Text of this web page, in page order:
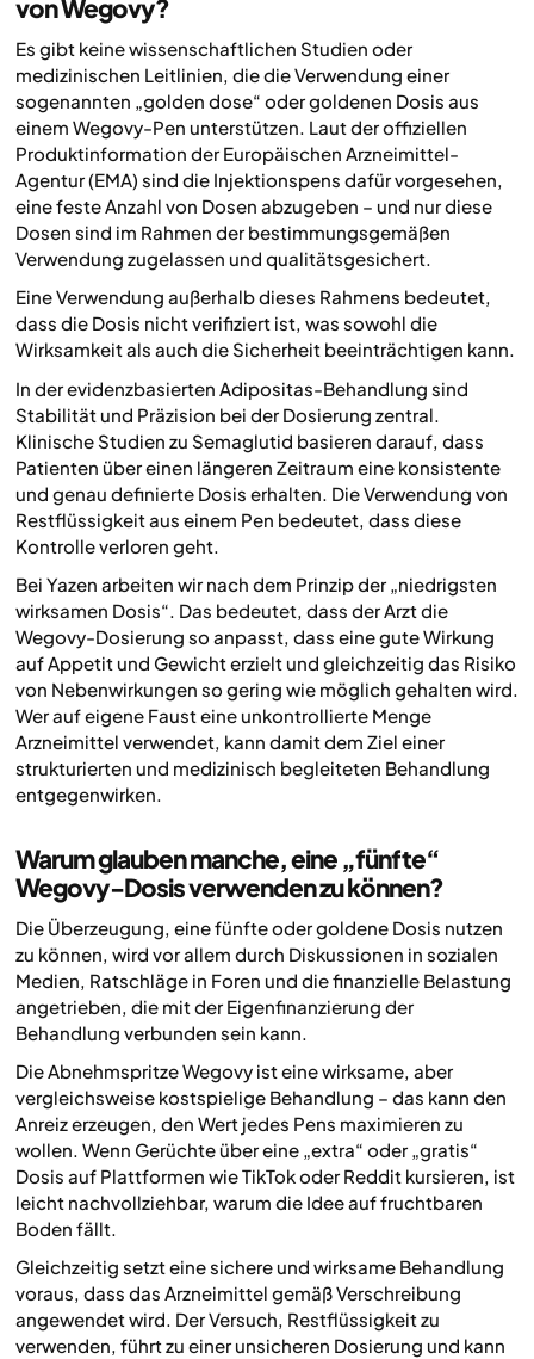
von Wegovy?
Es gibt keine wissenschaftlichen Studien oder
medizinischen Leitlinien, die die Verwendung einer
sogenannten „golden dose“ oder goldenen Dosis aus
einem Wegovy-Pen unterstützen. Laut der offiziellen
Produktinformation der Europäischen Arzneimittel-
Agentur (EMA) sind die Injektionspens dafür vorgesehen,
eine feste Anzahl von Dosen abzugeben – und nur diese
Dosen sind im Rahmen der bestimmungsgemäßen
Verwendung zugelassen und qualitätsgesichert.
Eine Verwendung außerhalb dieses Rahmens bedeutet,
dass die Dosis nicht verifiziert ist, was sowohl die
Wirksamkeit als auch die Sicherheit beeinträchtigen kann.
In der evidenzbasierten Adipositas-Behandlung sind
Stabilität und Präzision bei der Dosierung zentral.
Klinische Studien zu Semaglutid basieren darauf, dass
Patienten über einen längeren Zeitraum eine konsistente
und genau definierte Dosis erhalten. Die Verwendung von
Restflüssigkeit aus einem Pen bedeutet, dass diese
Kontrolle verloren geht.
Bei Yazen arbeiten wir nach dem Prinzip der „niedrigsten
wirksamen Dosis“. Das bedeutet, dass der Arzt die
Wegovy-Dosierung so anpasst, dass eine gute Wirkung
auf Appetit und Gewicht erzielt und gleichzeitig das Risiko
von Nebenwirkungen so gering wie möglich gehalten wird.
Wer auf eigene Faust eine unkontrollierte Menge
Arzneimittel verwendet, kann damit dem Ziel einer
strukturierten und medizinisch begleiteten Behandlung
entgegenwirken.
Warum glauben manche, eine „fünfte“
Wegovy-Dosis verwenden zu können?
Die Überzeugung, eine fünfte oder goldene Dosis nutzen
zu können, wird vor allem durch Diskussionen in sozialen
Medien, Ratschläge in Foren und die finanzielle Belastung
angetrieben, die mit der Eigenfinanzierung der
Behandlung verbunden sein kann.
Die Abnehmspritze Wegovy ist eine wirksame, aber
vergleichsweise kostspielige Behandlung – das kann den
Anreiz erzeugen, den Wert jedes Pens maximieren zu
wollen. Wenn Gerüchte über eine „extra“ oder „gratis“
Dosis auf Plattformen wie TikTok oder Reddit kursieren, ist
leicht nachvollziehbar, warum die Idee auf fruchtbaren
Boden fällt.
Gleichzeitig setzt eine sichere und wirksame Behandlung
voraus, dass das Arzneimittel gemäß Verschreibung
angewendet wird. Der Versuch, Restflüssigkeit zu
verwenden, führt zu einer unsicheren Dosierung und kann